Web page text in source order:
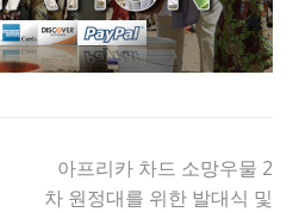
next
post:
아프리카 차드 소망우물 2
차 원정대를 위한 발대식 및